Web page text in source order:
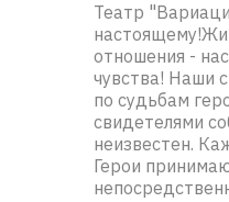
Театр
отношения -
чувства! Наши
по судьбам
свидетелями
неизвестен.
Герои